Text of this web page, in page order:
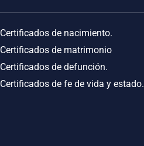
Certificados de nacimiento.
Certificados de matrimonio
Certificados de defunción.
Certificados de fe de vida y estado.